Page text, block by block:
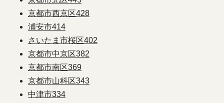
京都市西京区428
浦安市414
さいたま市桜区402
京都市中京区382
京都市南区369
京都市山科区343
中津市334